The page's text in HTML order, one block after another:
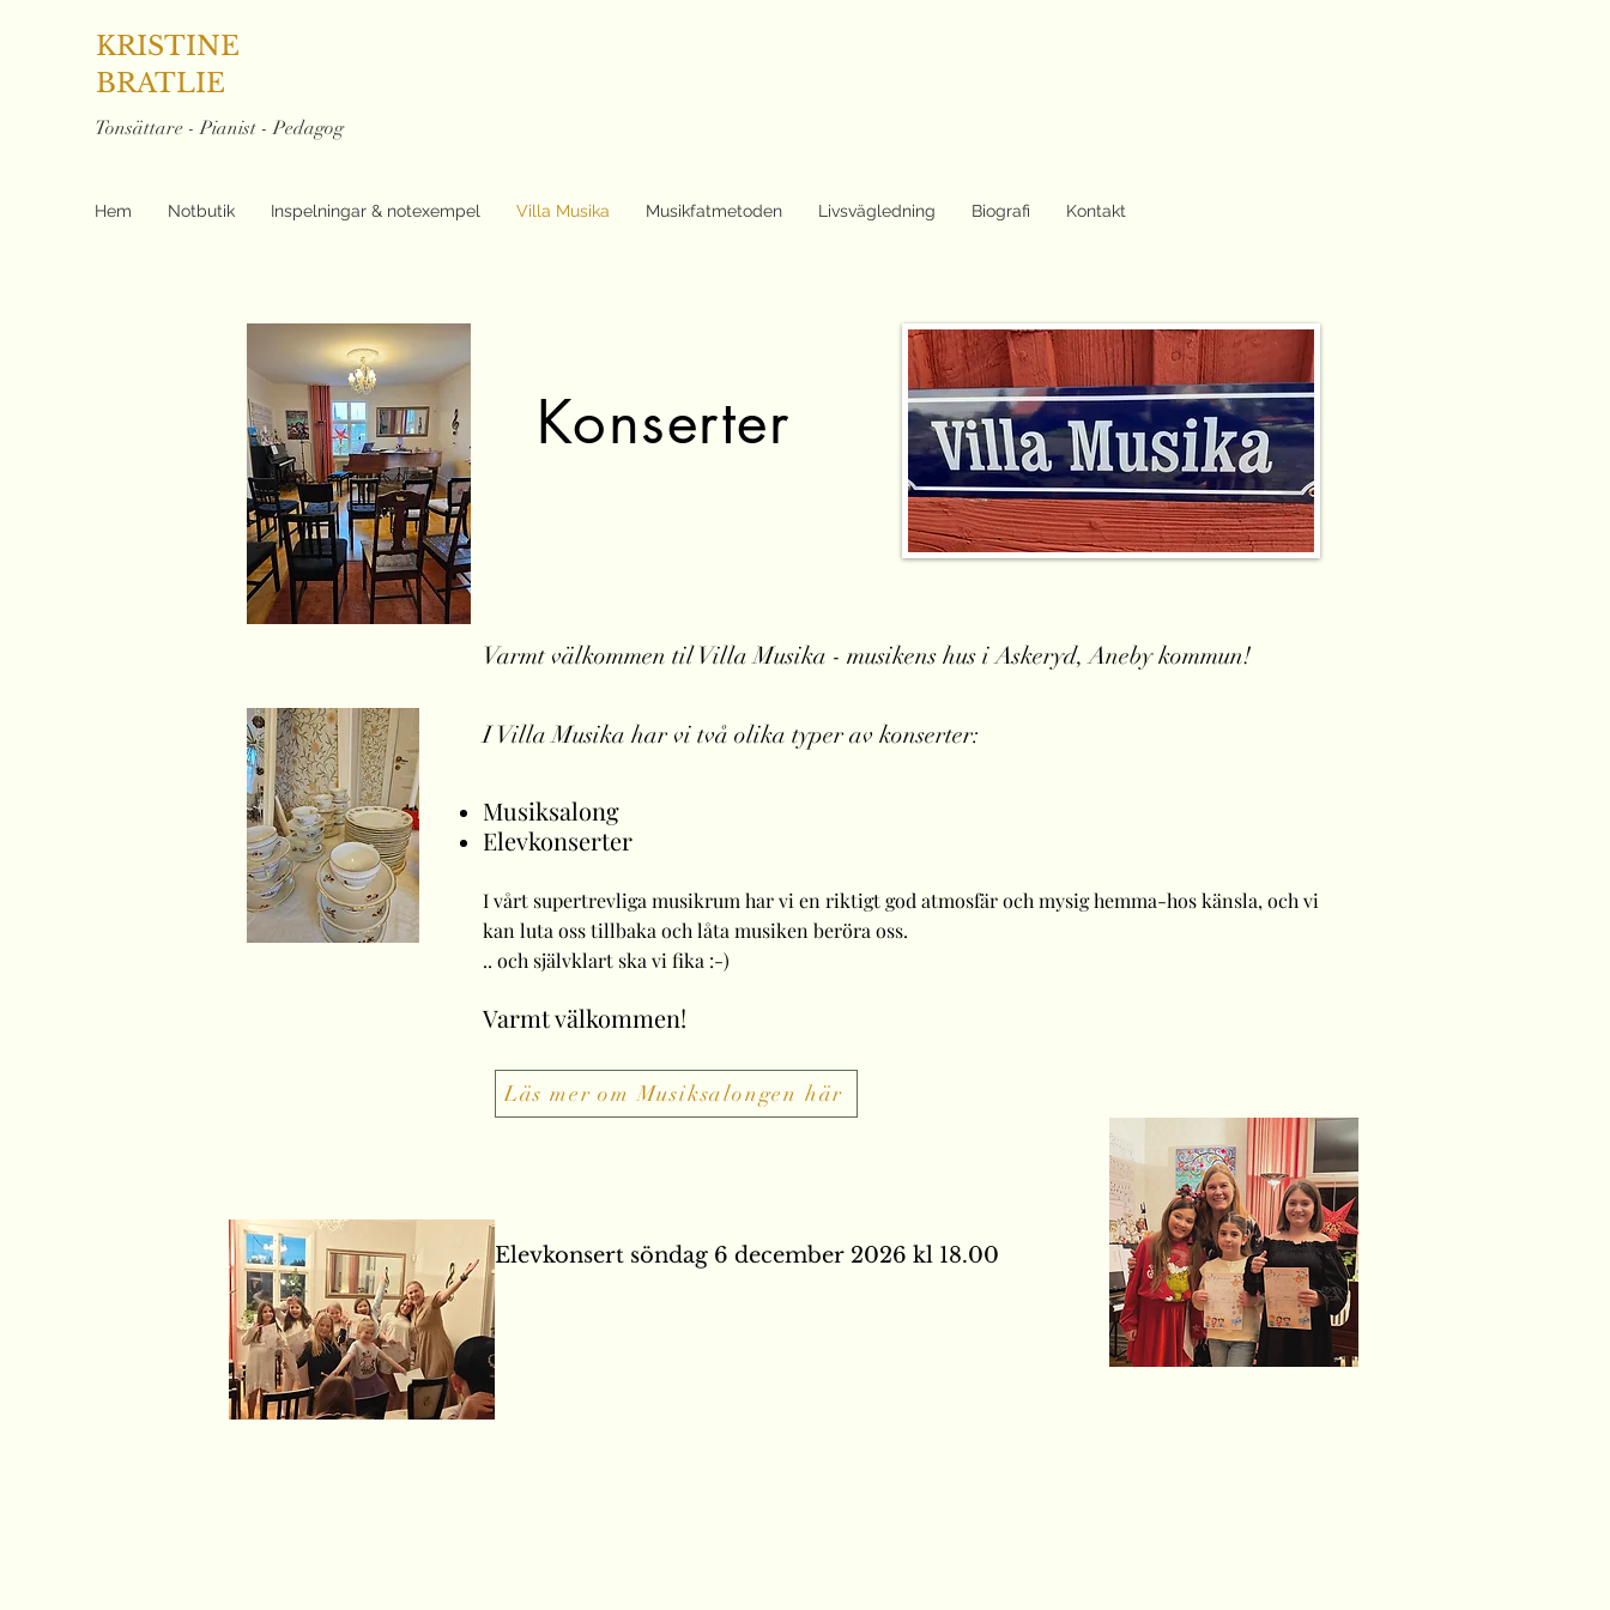
KRISTINE
BRATLIE
Tonsättare - Pianist - Pedagog
Hem Notbutik Inspelningar & notexempel Villa Musika Musikfatmetoden Livsvägledning Biografi Kontakt
Konserter
Varmt välkommen til Villa Musika - musikens hus i Askeryd, Aneby kommun!
I Villa Musika har vi två olika typer av konserter:
Musiksalong
Elevkonserter
I vårt supertrevliga musikrum harvi en riktigt god atmosfär och mysig hemma-hos känsla, och vi
kan luta oss tillbaka och låta musiken beröra oss.
.. och självklart ska vi fika :-)
Varmt välkommen!
Läs mer om Musiksalongen här
Elevkonsert söndag 6 december 2026 kl 18.00